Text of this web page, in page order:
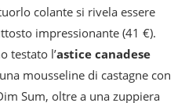
colante si rivela essere
impressionante (41 €).
testato l’astice canadese
mousseline di castagne con
Sum, oltre a una zuppiera